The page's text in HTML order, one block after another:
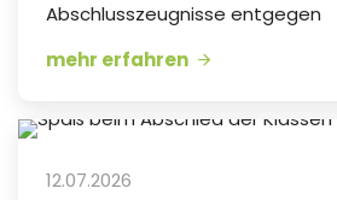
Abschlusszeugnisse entgegen
mehr erfahren
12.07.2026